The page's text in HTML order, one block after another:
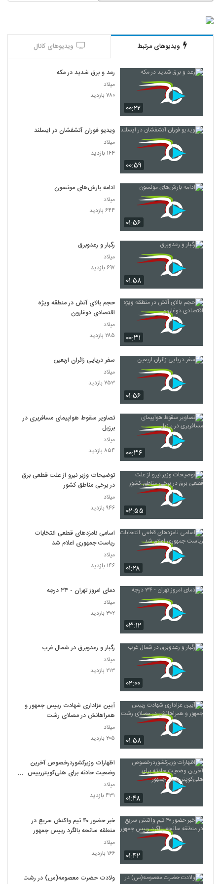
ویدیوهای مرتبط ویدیوهای کانال
۰۰:۲۲
رعد و برق شدید در مکه
میلاد
۷۸۰ بازدید
۰۰:۵۹
ویدیو فوران آتشفشان در ایسلند
میلاد
۱۶۴ بازدید
۰۱:۵۶
ادامه بارش‌های مونسون
میلاد
۶۴۴ بازدید
۰۱:۵۸
رگبار و رعدوبرق
میلاد
۶۹۷ بازدید
۰۰:۳۱
حجم بالای آتش در منطقه ویژه
اقتصادی دوغارون
میلاد
۲۸۵ بازدید
۰۱:۵۶
سفر دریایی زائران اربعین
میلاد
۷۵۳ بازدید
۰۰:۳۶
تصاویر سقوط هواپیمای مسافربری در
برزیل
میلاد
۸۵۴ بازدید
۰۲:۵۵
توضیحات وزیر نیرو از علت قطعی برق
در برخی مناطق کشور
میلاد
۹۴۶ بازدید
۰۱:۲۸
اسامی نامزدهای قطعی انتخابات
ریاست جمهوری اعلام شد
میلاد
۱۴۶ بازدید
۰۳:۱۲
دمای امروز تهران - ۳۴ درجه
میلاد
۳۰۲ بازدید
۰۲:۰۰
رگبار و رعدوبرق در شمال غرب
میلاد
۲۱۳ بازدید
۰۱:۵۸
آیین عزاداری شهادت رییس جمهور و
همراهانش در مصلای رشت
میلاد
۲۰۵ بازدید
۰۱:۴۸
اظهارات وزیرکشوردرخصوص آخرین
وضعیت حادثه برای هلی‌کوپتررییس
جمهور
میلاد
۴۳۱ بازدید
۰۱:۴۲
خبر حضور ۴۰ تیم واکنش سریع در
منطقه سانحه بالگرد رییس جمهور
میلاد
۱۶۶ بازدید
ولادت حضرت معصومه(س) در رشت